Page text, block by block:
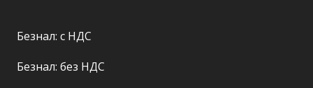
Безнал: с НДС
Безнал: без НДС